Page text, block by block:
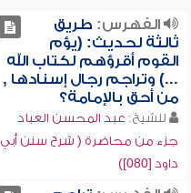
الفهرس: طريق
ثالثة لحديث: (يؤم
القوم أقرؤهم لكتاب الله
...) وتراجم رجال إسنادها ,
من أحق بالإمامة؟
للشيخ: عبد المحسن العباد
جزء من محاضرة ( شرح سنن أبي
داود [080])